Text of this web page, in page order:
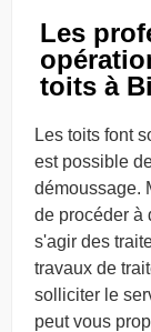
Les
toits à
Les toits font
est possible
démoussage.
de procéder à
s'agir des
travaux de
solliciter le
peut vous